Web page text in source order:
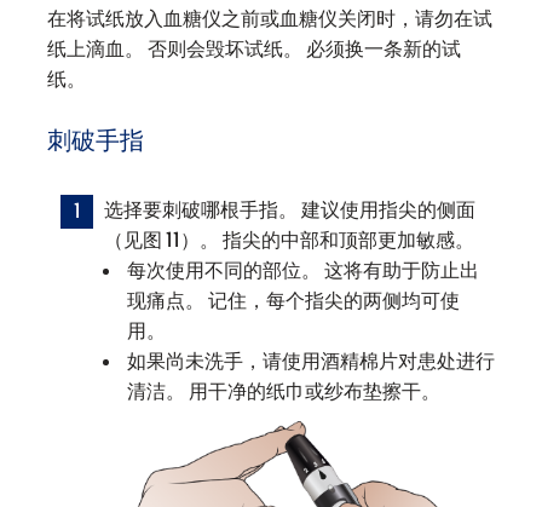
在将试纸放入血糖仪之前或血糖仪关闭时，请勿在试
纸上滴血。 否则会毁坏试纸。 必须换一条新的试
纸。
刺破手指
选择要刺破哪根手指。 建议使用指尖的侧面
（见图 11）。 指尖的中部和顶部更加敏感。
每次使用不同的部位。 这将有助于防止出
现痛点。 记住，每个指尖的两侧均可使
用。
如果尚未洗手，请使用酒精棉片对患处进行
清洁。 用干净的纸巾或纱布垫擦干。